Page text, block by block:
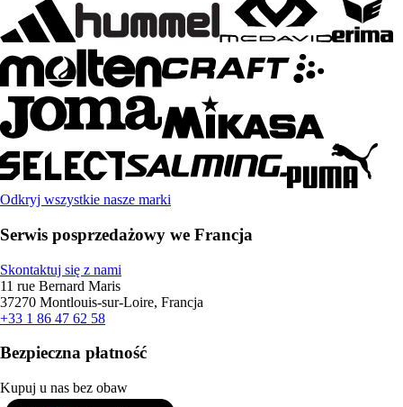
Odkryj wszystkie nasze marki
Serwis posprzedażowy we Francja
Skontaktuj się z nami
11 rue Bernard Maris
37270 Montlouis-sur-Loire, Francja
+33 1 86 47 62 58
Bezpieczna płatność
Kupuj u nas bez obaw